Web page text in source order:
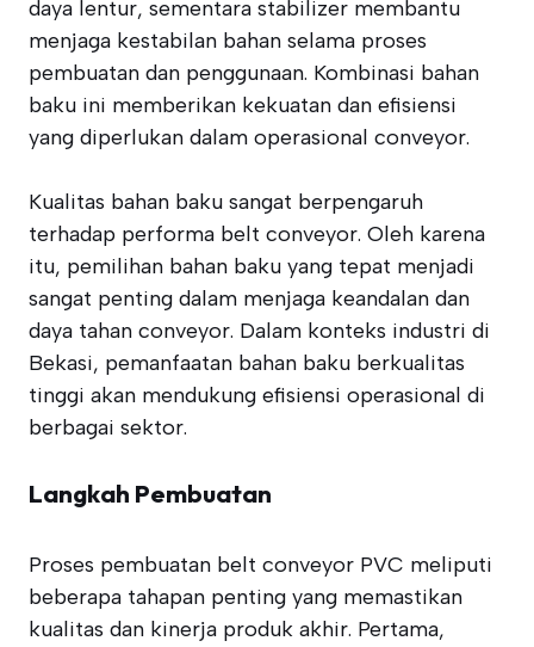
daya lentur, sementara stabilizer membantu
menjaga kestabilan bahan selama proses
pembuatan dan penggunaan. Kombinasi bahan
baku ini memberikan kekuatan dan efisiensi
yang diperlukan dalam operasional conveyor.
Kualitas bahan baku sangat berpengaruh
terhadap performa belt conveyor. Oleh karena
itu, pemilihan bahan baku yang tepat menjadi
sangat penting dalam menjaga keandalan dan
daya tahan conveyor. Dalam konteks industri di
Bekasi, pemanfaatan bahan baku berkualitas
tinggi akan mendukung efisiensi operasional di
berbagai sektor.
Langkah Pembuatan
Proses pembuatan belt conveyor PVC meliputi
beberapa tahapan penting yang memastikan
kualitas dan kinerja produk akhir. Pertama,